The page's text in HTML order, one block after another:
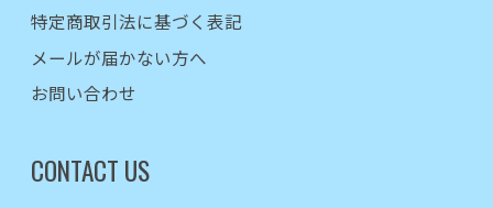
特定商取引法に基づく表記
メールが届かない方へ
お問い合わせ
CONTACT US